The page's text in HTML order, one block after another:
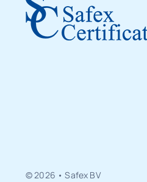
© 2026 • Safex BV